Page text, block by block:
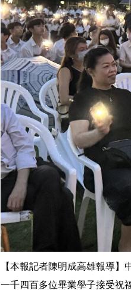
【本報記者陳明成高雄報導
一千四百多位畢業學子接受祝